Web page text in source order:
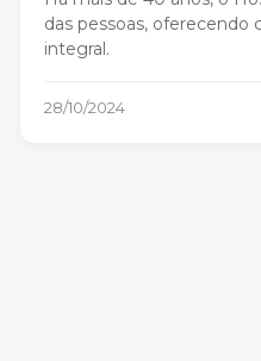
das pessoas, oferecendo
integral.
28/10/2024